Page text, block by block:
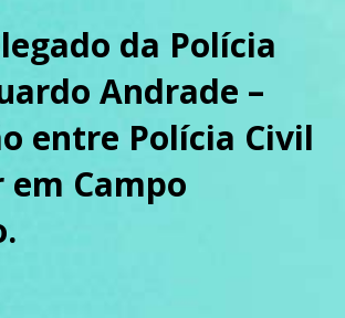
da Polícia
Andrade –
entre Polícia Civil
Campo